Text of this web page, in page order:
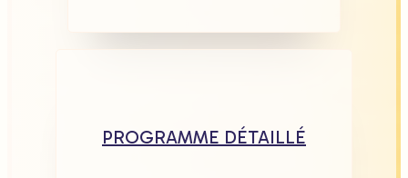
PROGRAMME DÉTAILLÉ